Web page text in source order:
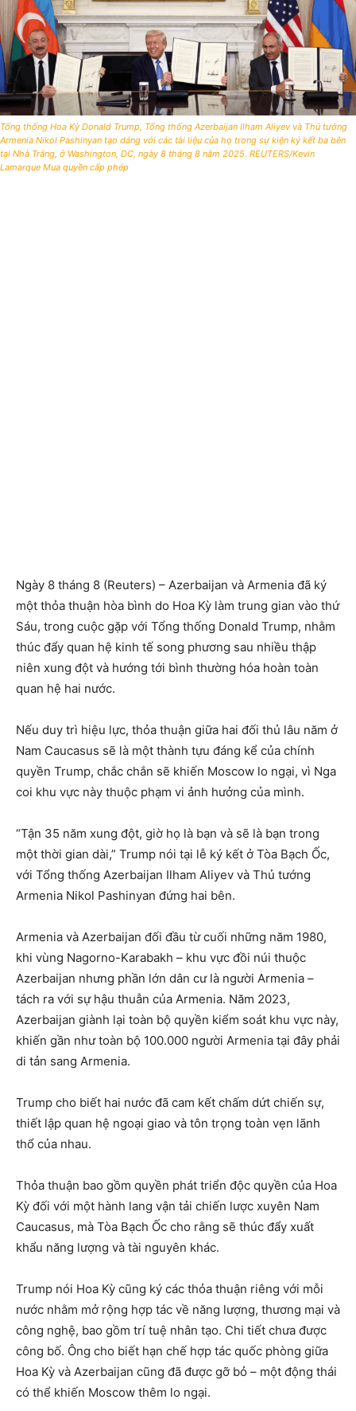
Tổng thống Hoa Kỳ Donald Trump, Tổng thống Azerbaijan Ilham Aliyev và Thủ tướng
Armenia Nikol Pashinyan tạo dáng với các tài liệu của họ trong sự kiện ký kết ba bên
tại Nhà Trắng, ở Washington, DC, ngày 8 tháng 8 năm 2025. REUTERS/Kevin
Lamarque Mua quyền cấp phép
Ngày 8 tháng 8 (Reuters) – Azerbaijan và Armenia đã ký
một thỏa thuận hòa bình do Hoa Kỳ làm trung gian vào thứ
Sáu, trong cuộc gặp với Tổng thống Donald Trump, nhằm
thúc đẩy quan hệ kinh tế song phương sau nhiều thập
niên xung đột và hướng tới bình thường hóa hoàn toàn
quan hệ hai nước.
Nếu duy trì hiệu lực, thỏa thuận giữa hai đối thủ lâu năm ở
Nam Caucasus sẽ là một thành tựu đáng kể của chính
quyền Trump, chắc chắn sẽ khiến Moscow lo ngại, vì Nga
coi khu vực này thuộc phạm vi ảnh hưởng của mình.
“Tận 35 năm xung đột, giờ họ là bạn và sẽ là bạn trong
một thời gian dài,” Trump nói tại lễ ký kết ở Tòa Bạch Ốc,
với Tổng thống Azerbaijan Ilham Aliyev và Thủ tướng
Armenia Nikol Pashinyan đứng hai bên.
Armenia và Azerbaijan đối đầu từ cuối những năm 1980,
khi vùng Nagorno-Karabakh – khu vực đồi núi thuộc
Azerbaijan nhưng phần lớn dân cư là người Armenia –
tách ra với sự hậu thuẫn của Armenia. Năm 2023,
Azerbaijan giành lại toàn bộ quyền kiểm soát khu vực này,
khiến gần như toàn bộ 100.000 người Armenia tại đây phải
di tản sang Armenia.
Trump cho biết hai nước đã cam kết chấm dứt chiến sự,
thiết lập quan hệ ngoại giao và tôn trọng toàn vẹn lãnh
thổ của nhau.
Thỏa thuận bao gồm quyền phát triển độc quyền của Hoa
Kỳ đối với một hành lang vận tải chiến lược xuyên Nam
Caucasus, mà Tòa Bạch Ốc cho rằng sẽ thúc đẩy xuất
khẩu năng lượng và tài nguyên khác.
Trump nói Hoa Kỳ cũng ký các thỏa thuận riêng với mỗi
nước nhằm mở rộng hợp tác về năng lượng, thương mại và
công nghệ, bao gồm trí tuệ nhân tạo. Chi tiết chưa được
công bố. Ông cho biết hạn chế hợp tác quốc phòng giữa
Hoa Kỳ và Azerbaijan cũng đã được gỡ bỏ – một động thái
có thể khiến Moscow thêm lo ngại.